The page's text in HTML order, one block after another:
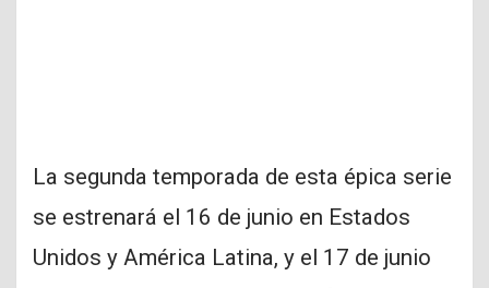
La segunda temporada de esta épica serie
se estrenará el 16 de junio en Estados
Unidos y América Latina, y el 17 de junio